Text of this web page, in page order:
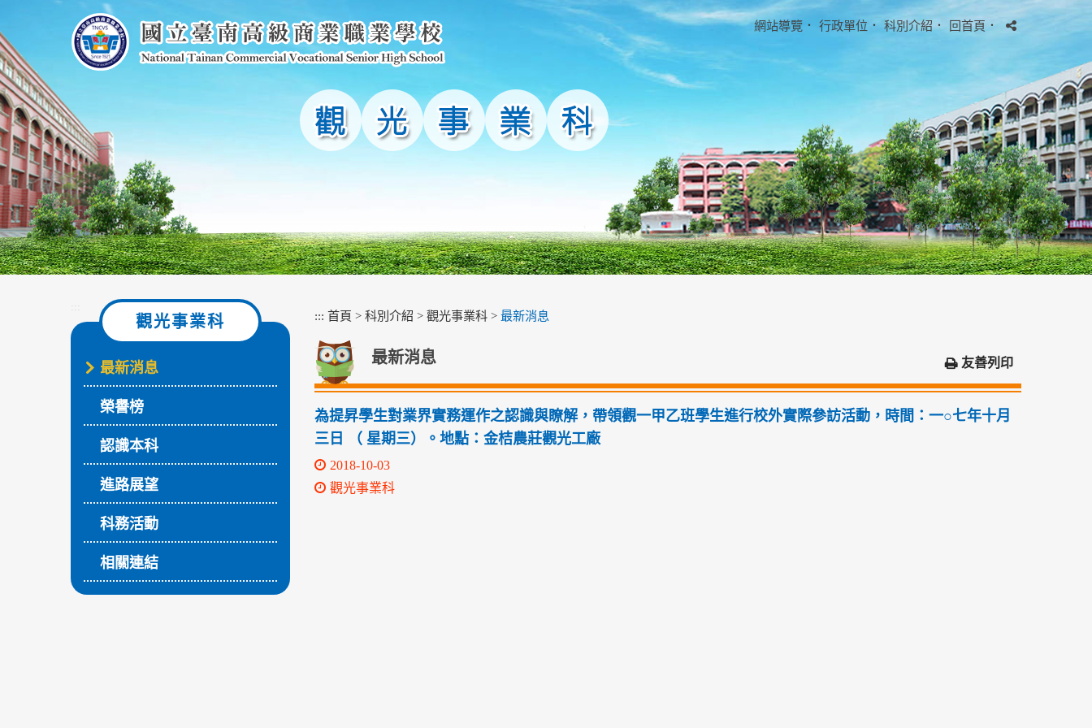
主
要
內
容
區
塊
網站導覽 ． 行政單位 ． 科別介紹． 回首頁．
:::
觀光事業科
最新消息
榮譽榜
認識本科
進路展望
科務活動
相關連結
::: 首頁 > 科別介紹 > 觀光事業科 > 最新消息
最新消息 友善列印
為提昇學生對業界實務運作之認識與瞭解，帶領觀一甲乙班學生進行校外實際參訪活動，時間：一○七年十月
三日 （ 星期三）。地點：金桔農莊觀光工廠
2018-10-03
觀光事業科